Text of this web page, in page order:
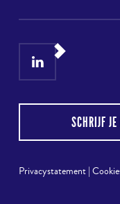
SCHRIJF
Privacystatement|